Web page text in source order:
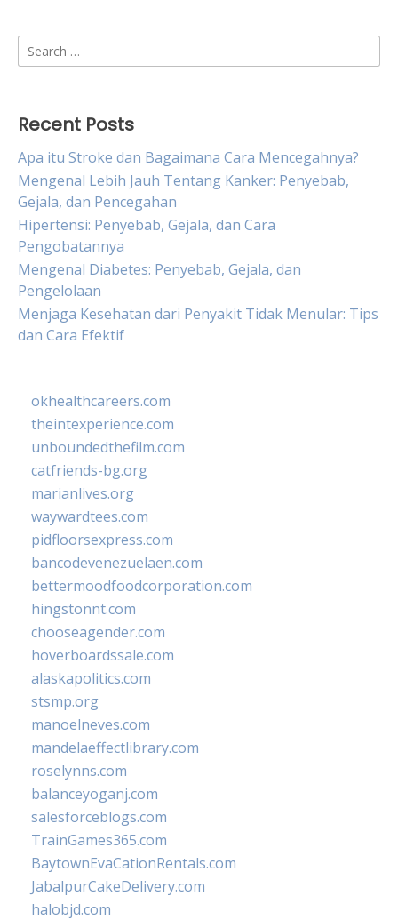
Search
for:
Recent Posts
Apa itu Stroke dan Bagaimana Cara Mencegahnya?
Mengenal Lebih Jauh Tentang Kanker: Penyebab,
Gejala, dan Pencegahan
Hipertensi: Penyebab, Gejala, dan Cara
Pengobatannya
Mengenal Diabetes: Penyebab, Gejala, dan
Pengelolaan
Menjaga Kesehatan dari Penyakit Tidak Menular: Tips
dan Cara Efektif
okhealthcareers.com
theintexperience.com
unboundedthefilm.com
catfriends-bg.org
marianlives.org
waywardtees.com
pidfloorsexpress.com
bancodevenezuelaen.com
bettermoodfoodcorporation.com
hingstonnt.com
chooseagender.com
hoverboardssale.com
alaskapolitics.com
stsmp.org
manoelneves.com
mandelaeffectlibrary.com
roselynns.com
balanceyoganj.com
salesforceblogs.com
TrainGames365.com
BaytownEvaCationRentals.com
JabalpurCakeDelivery.com
halobjd.com